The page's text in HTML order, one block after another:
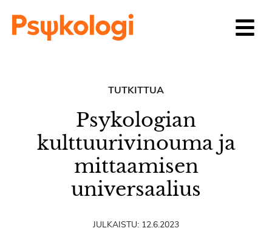
TUTKITTUA
Psykologian
kulttuurivinouma ja
mittaamisen
universaalius
JULKAISTU: 12.6.2023